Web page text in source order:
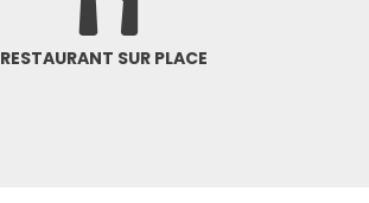
RESTAURANT SUR PLACE